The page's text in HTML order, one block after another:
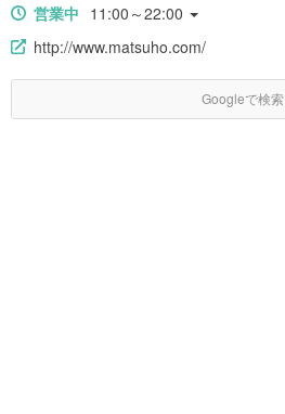
営業中 11:00～22:00
http://www.matsuho.com/
Googleで検索